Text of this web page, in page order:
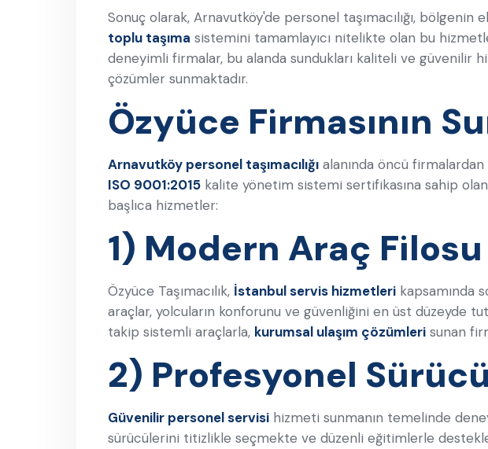
Sonuç olarak, Arnavutköy'de personel taşımacılığı,
toplu taşıma sistemini tamamlayıcı nitelikte olan bu
deneyimli firmalar, bu alanda sundukları kaliteli ve güvenilir
çözümler sunmaktadır.
Özyüce Firmasının
Arnavutköy personel taşımacılığı alanında öncü
ISO 9001:2015 kalite yönetim sistemi sertifikasına sahip
başlıca hizmetler:
1) Modern Araç Filosu
Özyüce Taşımacılık, İstanbul servis hizmetleri kapsamında
araçlar, yolcuların konforunu ve güvenliğini en üst düzeyde
takip sistemli araçlarla, kurumsal ulaşım çözümleri sunan
2) Profesyonel
Güvenilir personel servisi hizmeti sunmanın temelinde
sürücülerini titizlikle seçmekte ve düzenli eğitimlerle